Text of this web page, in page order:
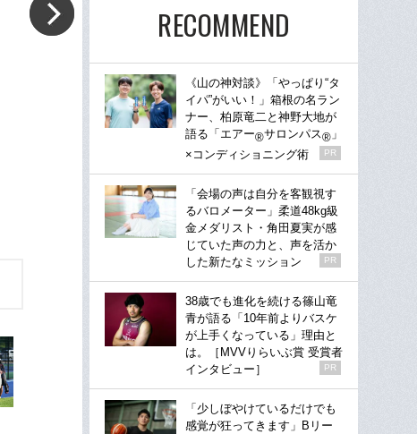
RECOMMEND
《山の神対談》「やっぱり“タ
イパ”がいい！」箱根の名ラン
ナー、柏原竜二と神野大地が
語る「エアー®サロンパス® 」
×コンディショニング術
PR
「会場の声は自分を客観視す
るバロメーター」柔道48kg級
金メダリスト・角田夏実が感
じていた声の力と、声を活か
した新たなミッション
PR
38歳でも進化を続ける篠山竜
青が語る「10年前よりバスケ
が上手くなっている」理由と
は。［MVVりらいぶ賞 受賞者
インタビュー］
PR
「少しぼやけているだけでも
感覚が狂ってきます」Bリー